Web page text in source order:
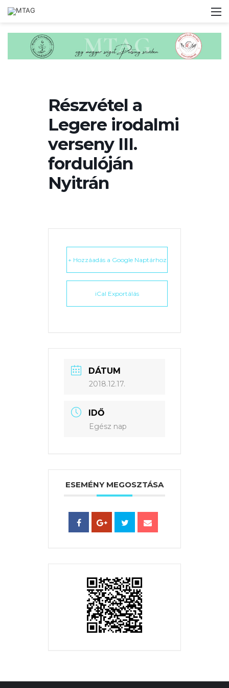
Részvétel a
Legere irodalmi
verseny III.
fordulóján
Nyitrán
+ Hozzáadás a Google Naptárhoz
iCal Exportálás
DÁTUM
2018.12.17.
IDŐ
Egész nap
ESEMÉNY MEGOSZTÁSA